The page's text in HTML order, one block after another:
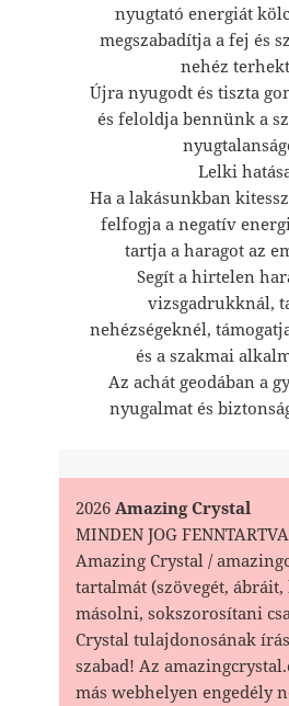
nyugtató energiát
megszabadítja a fej és
nehéz
Újra nyugodt és tiszta
és feloldja bennünk a
Lelki
Ha a lakásunkban
felfogja a negatív
tartja a haragot az
Segít a hirtelen
vizsgadrukknál,
nehézségeknél,
és a szakmai
Az achát geodában a
nyugalmat és
2026Amazing Crystal
MINDEN JOG
Amazing Crystal /
tartalmát (szövegét, ábráit,
másolni, sokszorosítani
Crystal tulajdonosának
szabad! Az
más webhelyen engedély